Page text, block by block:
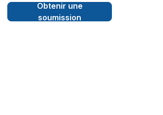
Obtenir une
soumission